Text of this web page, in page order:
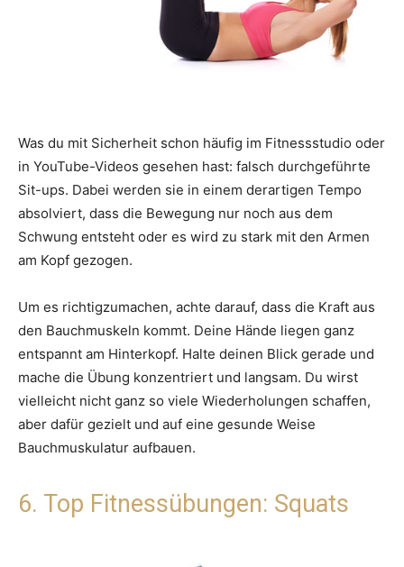
Was du mit Sicherheit schon häufig im Fitnessstudio oder
in YouTube-Videos gesehen hast: falsch durchgeführte
Sit-ups. Dabei werden sie in einem derartigen Tempo
absolviert, dass die Bewegung nur noch aus dem
Schwung entsteht oder es wird zu stark mit den Armen
am Kopf gezogen.
Um es richtigzumachen, achte darauf, dass die Kraft aus
den Bauchmuskeln kommt. Deine Hände liegen ganz
entspannt am Hinterkopf. Halte deinen Blick gerade und
mache die Übung konzentriert und langsam. Du wirst
vielleicht nicht ganz so viele Wiederholungen schaffen,
aber dafür gezielt und auf eine gesunde Weise
Bauchmuskulatur aufbauen.
6. Top Fitnessübungen: Squats